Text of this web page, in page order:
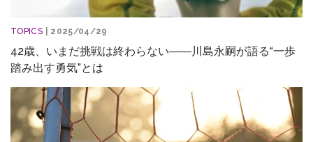
TOPICS | 2025/04/29
42歳、いまだ挑戦は終わらない――川島永嗣が語る“一歩
踏み出す勇気”とは